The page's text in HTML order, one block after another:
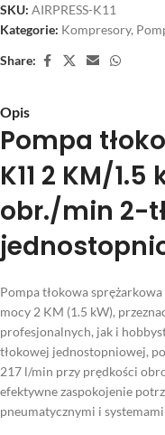
SKU: AIRPRESS-K11
Kategorie: Kompresory,
Share:
Opis
Pompa
K11 2 KM/
obr./min 2-
Pompa tłokowa
mocy 2 KM (1.5 kW),
profesjonalnych, jak i
tłokowej jednostopniowej,
217 l/min przy prędkości
efektywne zaspokojenie
pneumatycznymi i